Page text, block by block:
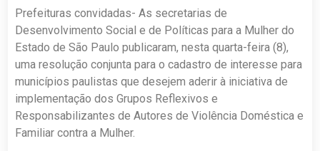
Prefeituras convidadas- As secretarias de
Desenvolvimento Social e de Políticas para a Mulher do
Estado de São Paulo publicaram, nesta quarta-feira (8),
uma resolução conjunta para o cadastro de interesse para
municípios paulistas que desejem aderir à iniciativa de
implementação dos Grupos Reflexivos e
Responsabilizantes de Autores de Violência Doméstica e
Familiar contra a Mulher.